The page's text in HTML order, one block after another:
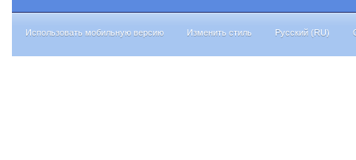
Использовать мобильную версию Изменить стиль Русский (RU)